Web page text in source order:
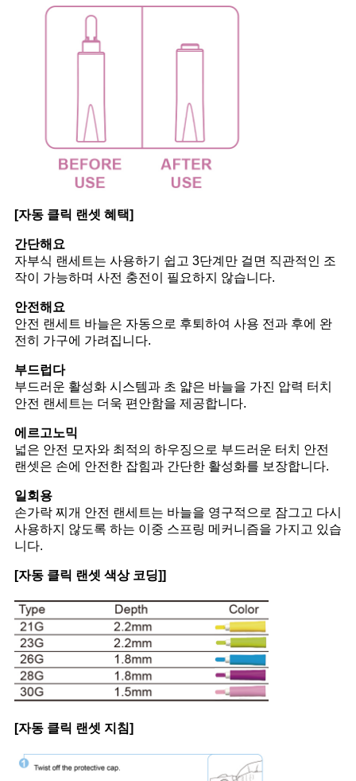
[자동 클릭 랜셋 혜택]
간단해요
자부식 랜세트는 사용하기 쉽고 3단계만 걸면 직관적인 조
작이 가능하며 사전 충전이 필요하지 않습니다.
안전해요
안전 랜세트 바늘은 자동으로 후퇴하여 사용 전과 후에 완
전히 가구에 가려집니다.
부드럽다
부드러운 활성화 시스템과 초 얇은 바늘을 가진 압력 터치
안전 랜세트는 더욱 편안함을 제공합니다.
에르고노믹
넓은 안전 모자와 최적의 하우징으로 부드러운 터치 안전
랜셋은 손에 안전한 잡힘과 간단한 활성화를 보장합니다.
일회용
손가락 찌개 안전 랜세트는 바늘을 영구적으로 잠그고 다시
사용하지 않도록 하는 이중 스프링 메커니즘을 가지고 있습
니다.
[자동 클릭 랜셋 색상 코딩]]
[자동 클릭 랜셋 지침]